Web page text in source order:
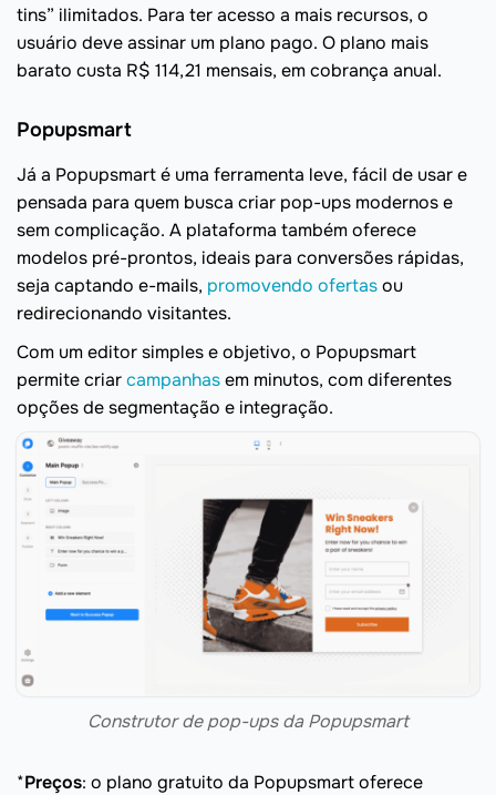
tins” ilimitados. Para ter acesso a mais recursos, o
usuário deve assinar um plano pago. O plano mais
barato custa R$ 114,21 mensais, em cobrança anual.
Popupsmart
Já a Popupsmart é uma ferramenta leve, fácil de usar e
pensada para quem busca criar pop-ups modernos e
sem complicação. A plataforma também oferece
modelos pré-prontos, ideais para conversões rápidas,
seja captando e-mails, promovendo ofertasou
redirecionando visitantes.
Com um editor simples e objetivo, o Popupsmart
permite criarcampanhasem minutos, com diferentes
opções de segmentação e integração.
Construtor de pop-ups da Popupsmart
*Preços: o plano gratuito da Popupsmart oferece